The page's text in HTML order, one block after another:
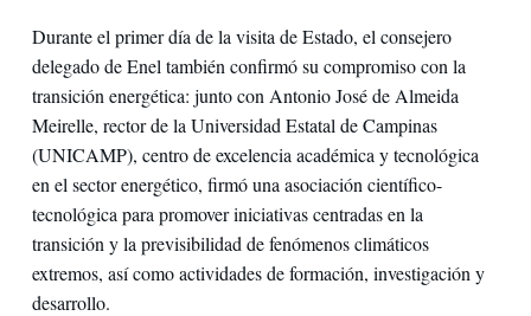
Durante el primer día de la visita de Estado, el consejero
delegado de Enel también confirmó su compromiso con la
transición energética: junto con Antonio José de Almeida
Meirelle, rector de la Universidad Estatal de Campinas
(UNICAMP), centro de excelencia académica y tecnológica
en el sector energético, firmó una asociación científico-
tecnológica para promover iniciativas centradas en la
transición y la previsibilidad de fenómenos climáticos
extremos, así como actividades de formación, investigación y
desarrollo.